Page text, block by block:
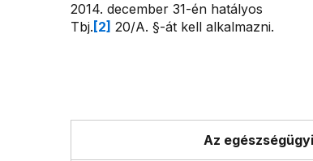
2014. december 31-én hatályos
Tbj. [2] 20/A. §-át kell alkalmazni.
Az